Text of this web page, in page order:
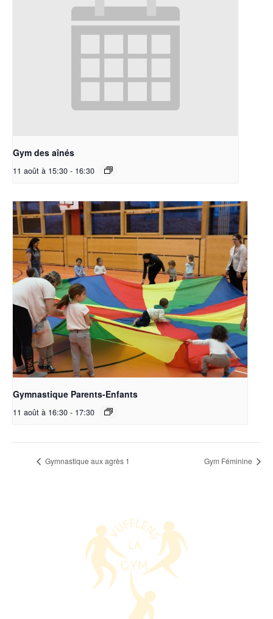
Gym des aînés
11 août à 15:30 - 16:30
Gymnastique Parents-Enfants
11 août à 16:30 - 17:30
Gymnastique aux agrès 1 Gym Féminine